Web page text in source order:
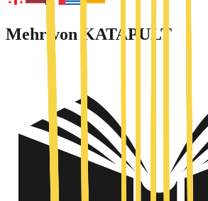
Mehr von KATAPULT